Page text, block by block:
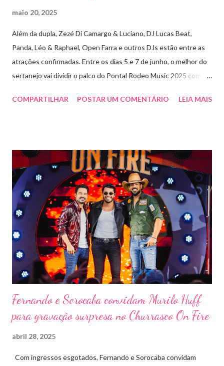
maio 20, 2025
Além da dupla, Zezé Di Camargo & Luciano, DJ Lucas Beat,
Panda, Léo & Raphael, Open Farra e outros DJs estão entre as
atrações confirmadas. Entre os dias 5 e 7 de junho, o melhor do
sertanejo vai dividir o palco do Pontal Rodeo Music 2025 com o
outras atrações. Esta edição da festa, que ocupa lugar de
requisitados pelos organizadores de eventos em todo o país.
Pela segunda vez, a organização do evento está a cargo da
Marini Eventos — empresa com ampla experiência na promoção
de grandes festivais pelo Brasil, como a retomada da FAPIL
(Feira Agropecuária e Industrial de Leme) no ano passado. O
Pontal Rodeo Music reforça mais uma vez seu compromisso
social: os ingressos poderão ser trocados por 1 kg de alimento
não perecível. Toda a arr...
COMPARTILHAR POSTAR UM COMENTÁRIO LEIA MAIS
Fernando e Sorocaba convidam Murilo Huff
para gravação surpresa no Churrasco On Fire
abril 28, 2025
Com ingressos esgotados, Fernando e Sorocaba convidam